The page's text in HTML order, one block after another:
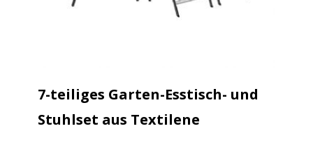
7-teiliges Garten-Esstisch- und
Stuhlset aus Textilene